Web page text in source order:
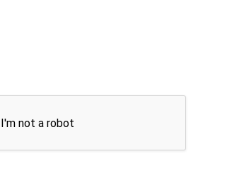
I'm not a robot